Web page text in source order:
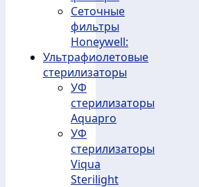
Сеточные
фильтры
Honeywell:
Ультрафиолетовые
стерилизаторы
УФ
стерилизаторы
Aquapro
УФ
стерилизаторы
Viqua
Sterilight